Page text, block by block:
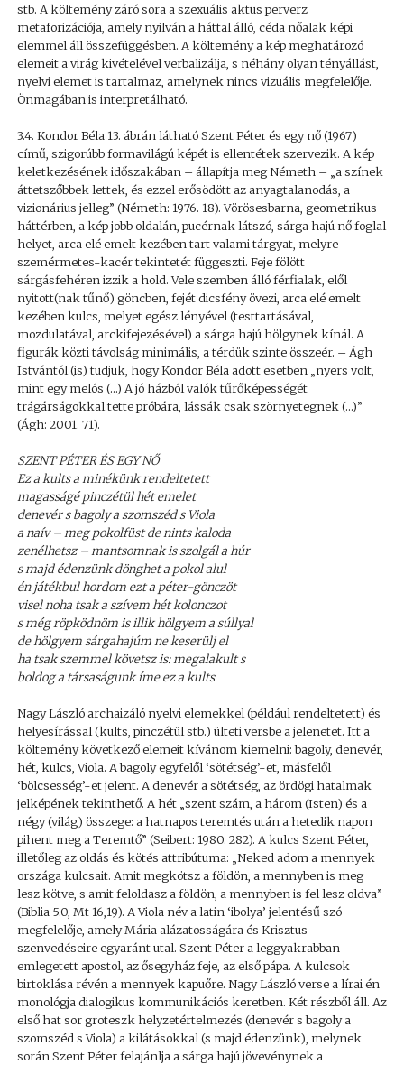
stb. A költemény záró sora a szexuális aktus perverz
metaforizációja, amely nyilván a háttal álló, céda nőalak képi
elemmel áll összefüggésben. A költemény a kép meghatározó
elemeit a virág kivételével verbalizálja, s néhány olyan tényállást,
nyelvi elemet is tartalmaz, amelynek nincs vizuális megfelelője.
Önmagában is interpretálható.
3.4. Kondor Béla 13. ábrán látható Szent Péter és egy nő (1967)
című, szigorúbb formavilágú képét is ellentétek szervezik. A kép
keletkezésének időszakában – állapítja meg Németh – „a színek
áttetszőbbek lettek, és ezzel erősödött az anyagtalanodás, a
vizionárius jelleg” (Németh: 1976. 18). Vörösesbarna, geometrikus
háttérben, a kép jobb oldalán, pucérnak látszó, sárga hajú nő foglal
helyet, arca elé emelt kezében tart valami tárgyat, melyre
szemérmetes-kacér tekintetét függeszti. Feje fölött
sárgásfehéren izzik a hold. Vele szemben álló férfialak, elől
nyitott(nak tűnő) göncben, fejét dicsfény övezi, arca elé emelt
kezében kulcs, melyet egész lényével (testtartásával,
mozdulatával, arckifejezésével) a sárga hajú hölgynek kínál. A
figurák közti távolság minimális, a térdük szinte összeér. – Ágh
Istvántól (is) tudjuk, hogy Kondor Béla adott esetben „nyers volt,
mint egy melós (…) A jó házból valók tűrőképességét
trágárságokkal tette próbára, lássák csak szörnyetegnek (…)”
(Ágh: 2001. 71).
SZENT PÉTER ÉS EGY NŐ
Ez a kults a minékünk rendeltetett
magasságé pinczétül hét emelet
denevér s bagoly a szomszéd s Viola
a naív – meg pokolfüst de nints kaloda
zenélhetsz – mantsomnak is szolgál a húr
s majd édenzünk dönghet a pokol alul
én játékbul hordom ezt a péter-gönczöt
visel noha tsak a szívem hét kolonczot
s még röpködnöm is illik hölgyem a súllyal
de hölgyem sárgahajúm ne keserülj el
ha tsak szemmel követsz is: megalakult s
boldog a társaságunk íme ez a kults
Nagy László archaizáló nyelvi elemekkel (például rendeltetett) és
helyesírással (kults, pinczétül stb.) ülteti versbe a jelenetet. Itt a
költemény következő elemeit kívánom kiemelni: bagoly, denevér,
hét, kulcs, Viola. A bagoly egyfelől ‘sötétség’-et, másfelől
‘bölcsesség’-et jelent. A denevér a sötétség, az ördögi hatalmak
jelképének tekinthető. A hét „szent szám, a három (Isten) és a
négy (világ) összege: a hatnapos teremtés után a hetedik napon
pihent meg a Teremtő” (Seibert: 1980. 282). A kulcs Szent Péter,
illetőleg az oldás és kötés attribútuma: „Neked adom a mennyek
országa kulcsait. Amit megkötsz a földön, a mennyben is meg
lesz kötve, s amit feloldasz a földön, a mennyben is fel lesz oldva”
(Biblia 5.0, Mt 16,19). A Viola név a latin ‘ibolya’ jelentésű szó
megfelelője, amely Mária alázatosságára és Krisztus
szenvedéseire egyaránt utal. Szent Péter a leggyakrabban
emlegetett apostol, az ősegyház feje, az első pápa. A kulcsok
birtoklása révén a mennyek kapuőre. Nagy László verse a lírai én
monológja dialogikus kommunikációs keretben. Két részből áll. Az
első hat sor groteszk helyzetértelmezés (denevér s bagoly a
szomszéd s Viola) a kilátásokkal (s majd édenzünk), melynek
során Szent Péter felajánlja a sárga hajú jövevénynek a